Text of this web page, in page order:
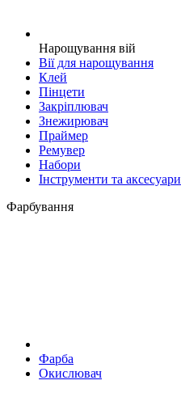
Нарощування вій
Вії для нарощування
Клей
Пінцети
Закріплювач
Знежирювач
Праймер
Ремувер
Набори
Інструменти та аксесуари
Фарбування
Фарба
Окислювач